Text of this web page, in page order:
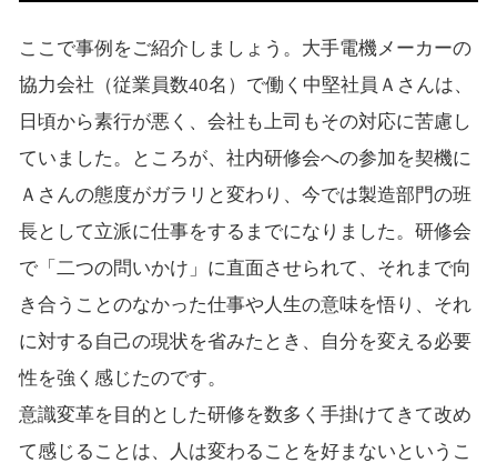
ここで事例をご紹介しましょう。大手電機メーカーの
協力会社（従業員数40名）で働く中堅社員Ａさんは、
日頃から素行が悪く、会社も上司もその対応に苦慮し
ていました。ところが、社内研修会への参加を契機に
Ａさんの態度がガラリと変わり、今では製造部門の班
長として立派に仕事をするまでになりました。研修会
で「二つの問いかけ」に直面させられて、それまで向
き合うことのなかった仕事や人生の意味を悟り、それ
に対する自己の現状を省みたとき、自分を変える必要
性を強く感じたのです。
意識変革を目的とした研修を数多く手掛けてきて改め
て感じることは、人は変わることを好まないというこ